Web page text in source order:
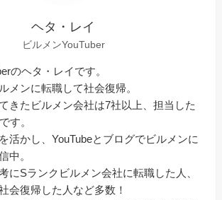
ヘタ・レイ
ビルメンYouTuber
のヘタ・レイです。
メンに転職して社会復帰。
きたビルメン会社は7社以上、担当した
す。
活かし、YouTubeとブログでビルメンに
中。
にSランクビルメン会社に転職した人、
会復帰した人など多数！